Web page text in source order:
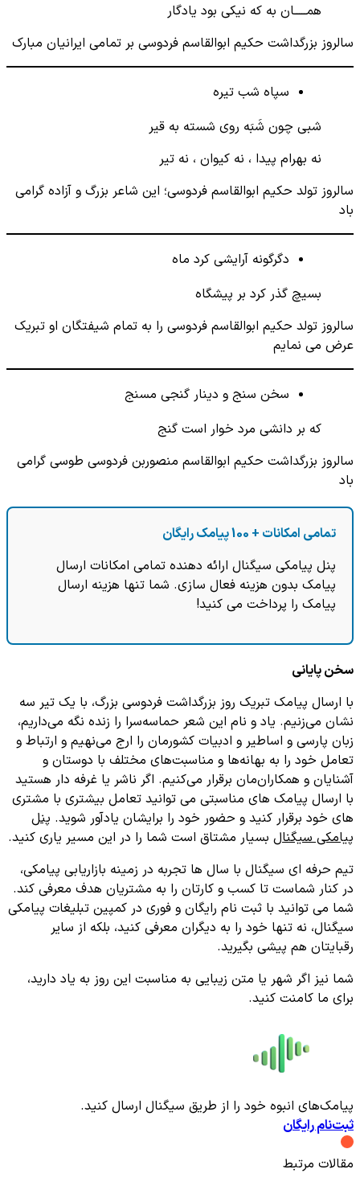
همـــــان به که نیکی بود یادگار
سالروز بزرگداشت حکیم ابوالقاسم فردوسی بر تمامی ایرانیان مبارک
سپاه شب تیره
شبی چون شَبَه روی شسته به قیر
نه بهرام پیدا ، نه کیوان ، نه تیر
سالروز تولد حکیم ابوالقاسم فردوسی؛ این شاعر بزرگ و آزاده گرامی
باد
دگرگونه آرایشی کرد ماه
بسیچ گذر کرد بر پیشگاه
سالروز تولد حکیم ابوالقاسم فردوسی را به تمام شیفتگان او تبریک
عرض می نمایم
سخن سنج و دینار گنجی مسنج
که بر دانشی مرد خوار است گنج
سالروز بزرگداشت حکیم ابوالقاسم منصوربن فردوسی طوسی گرامی
باد
تمامی امکانات + 100 پیامک رایگان
پنل پیامکی سیگنال ارائه دهنده تمامی امکانات ارسال
پیامک بدون هزینه فعال سازی. شما تنها هزینه ارسال
پیامک را پرداخت می کنید!
سخن پایانی
با ارسال پیامک تبریک روز بزرگداشت فردوسی بزرگ، با یک تیر سه
نشان می‌زنیم. یاد و نام این شعر حماسه‌سرا را زنده نگه می‌داریم،
زبان پارسی و اساطیر و ادبیات کشورمان را ارج می‌نهیم و ارتباط و
تعامل خود را به بهانه‌ها و مناسبت‌های مختلف با دوستان و
آشنایان و همکاران‌مان برقرار می‌کنیم. اگر ناشر یا غرفه دار هستید
با ارسال پیامک های مناسبتی می توانید تعامل بیشتری با مشتری
های خود برقرار کنید و حضور خود را برایشان یادآور شوید. پنل
پیامکی سیگنال بسیار مشتاق است شما را در این مسیر یاری کنید.
تیم حرفه ای سیگنال با سال ها تجربه در زمینه بازاریابی پیامکی،
در کنار شماست تا کسب و کارتان را به مشتریان هدف معرفی کند.
شما می توانید با ثبت نام رایگان و فوری در کمپین تبلیغات پیامکی
سیگنال، نه تنها خود را به دیگران معرفی کنید، بلکه از سایر
رقبایتان هم پیشی بگیرید.
شما نیز اگر شهر یا متن زیبایی به مناسبت این روز به یاد دارید،
برای ما کامنت کنید.
پیامک‌های انبوه خود را از طریق سیگنال ارسال کنید.
ثبت‌نام رایگان
مقالات مرتبط